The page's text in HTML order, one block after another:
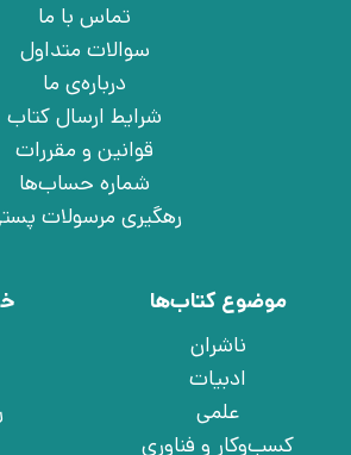
تماس با ما
سوالات متداول
درباره‌ی ما
شرایط ارسال کتاب
قوانین و مقررات
شماره حساب‌ها
رهگیری مرسولات
موضوع کتاب‌ها
ناشران
ادبیات
علمی
کسب‌وکار و فناوری